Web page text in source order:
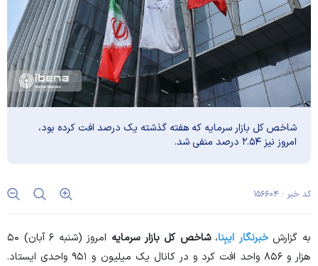
شاخص کل بازار سرمایه که هفته گذشته یک درصد افت کرده بود،
امروز نیز ۲.۵۴ درصد منفی شد.
کد خبر : ۱۵۶۶۰۴
به گزارشخبرنگار ایبِنا،شاخص کل بازار سرمایه
امروز (شنبه ۶ آبان) ۵۰
هزار و ۸۵۶ واحد افت کرد و در کانال یک میلیون و ۹۵۱ واحدی ایستاد.